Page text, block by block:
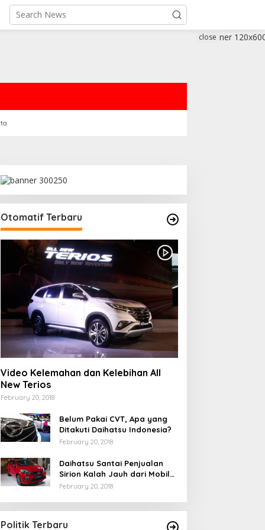
close
Otomatif Terbaru
Video Kelemahan dan Kelebihan All
New Terios
February 20, 2018
Belum Pakai CVT, Apa yang
Ditakuti Daihatsu Indonesia?
February 20, 2018
Daihatsu Santai Penjualan
Sirion Kalah Jauh dari Mobil
LCGC
February 20, 2018
Politik Terbaru